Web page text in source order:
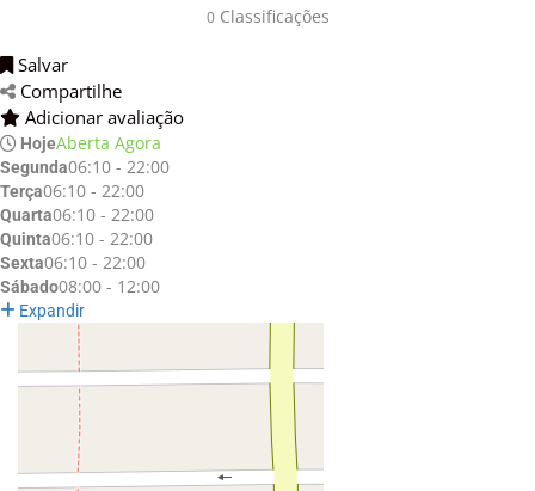
0Classificações
Salvar
Compartilhe
Adicionar avaliação
HojeAberta Agora
Segunda06:10 - 22:00
Terça06:10 - 22:00
Quarta06:10 - 22:00
Quinta06:10 - 22:00
Sexta06:10 - 22:00
Sábado08:00 - 12:00
Expandir